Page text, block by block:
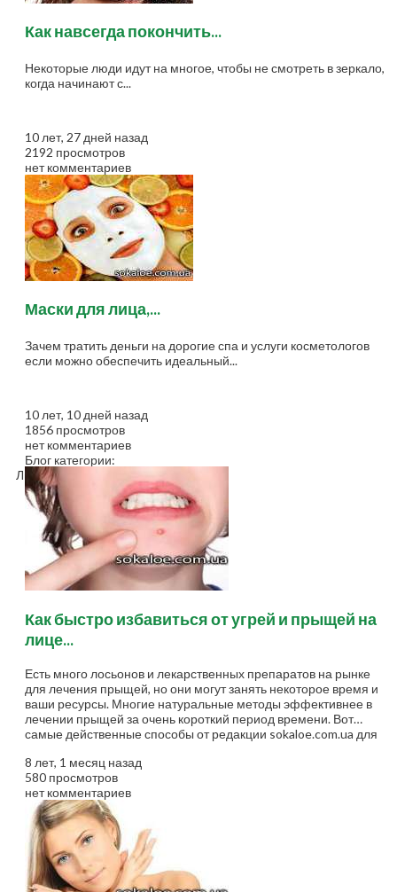
Как навсегда покончить...
Некоторые люди идут на многое, чтобы не смотреть в зеркало,
когда начинают с...
10 лет, 27 дней назад
2192 просмотров
нет комментариев
Маски для лица,...
Зачем тратить деньги на дорогие спа и услуги косметологов
если можно обеспечить идеальный...
10 лет, 10 дней назад
1856 просмотров
нет комментариев
Блог категории:
Лицо
Как быстро избавиться от угрей и прыщей на
лице...
Есть много лосьонов и лекарственных препаратов на рынке
для лечения прыщей, но они могут занять некоторое время и
ваши ресурсы. Многие натуральные методы эффективнее в
лечении прыщей за очень короткий период времени. Вот
самые действенные способы от редакции sokaloe.com.ua для
кожи, при котором сальные железы инфицируются
бактериями, опухают и наполняются гноем. Избыточное
выделение кожного сала сальными железами является
основной причиной этой проблемы. Прыщи обычно возникают
на лице, шее, спине и плечах. Хоть и не в критическом
состоянии, прыщи могут заставить человека чувствовать себя
несчастным из-за своей внешности. Лед Лед может
использоваться, чтобы...
8 лет, 1 месяц назад
580 просмотров
нет комментариев